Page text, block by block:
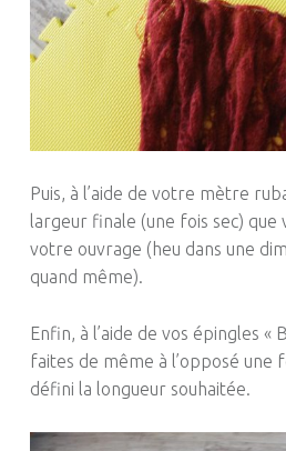
Puis, à l’aide de votre mètre
largeur finale (une fois sec) que
votre ouvrage (heu dans une
quand même).
Enfin, à l’aide de vos épingles «
faites de même à l’opposé une
défini la longueur souhaitée.